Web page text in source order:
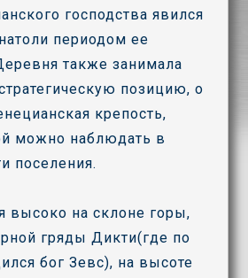
господства явился
периодом ее
также занимала
позицию, о
крепость,
можно наблюдать в
поселения.
высоко на склоне горы,
гряды Дикти(где по
бог Зевс), на высоте